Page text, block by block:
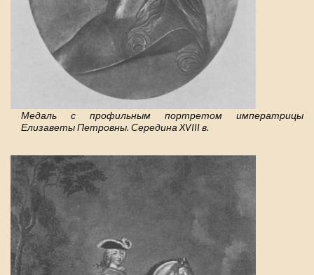
Медаль с профильным портретом императрицы
Елизаветы Петровны. Середина XVIII в.